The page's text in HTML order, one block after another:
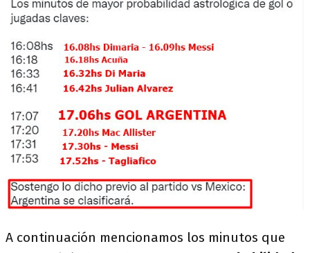
A continuación mencionamos los minutos que